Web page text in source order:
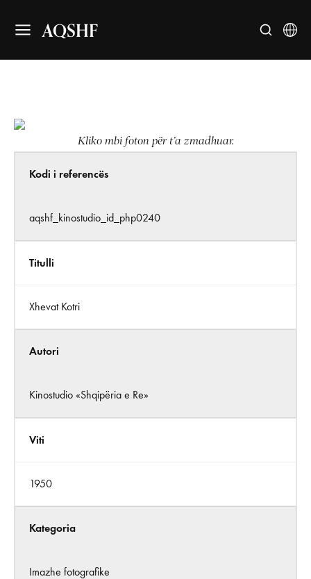
AQSHF
Kliko mbi foton për t’a zmadhuar.
Kodi i referencës
aqshf_kinostudio_id_php0240
Titulli
Xhevat Kotri
Autori
Kinostudio «Shqipëria e Re»
Viti
1950
Kategoria
Imazhe fotografike